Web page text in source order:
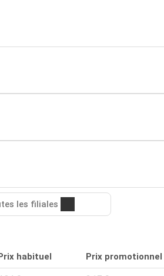
les filiales
habituel Prix promotionnel